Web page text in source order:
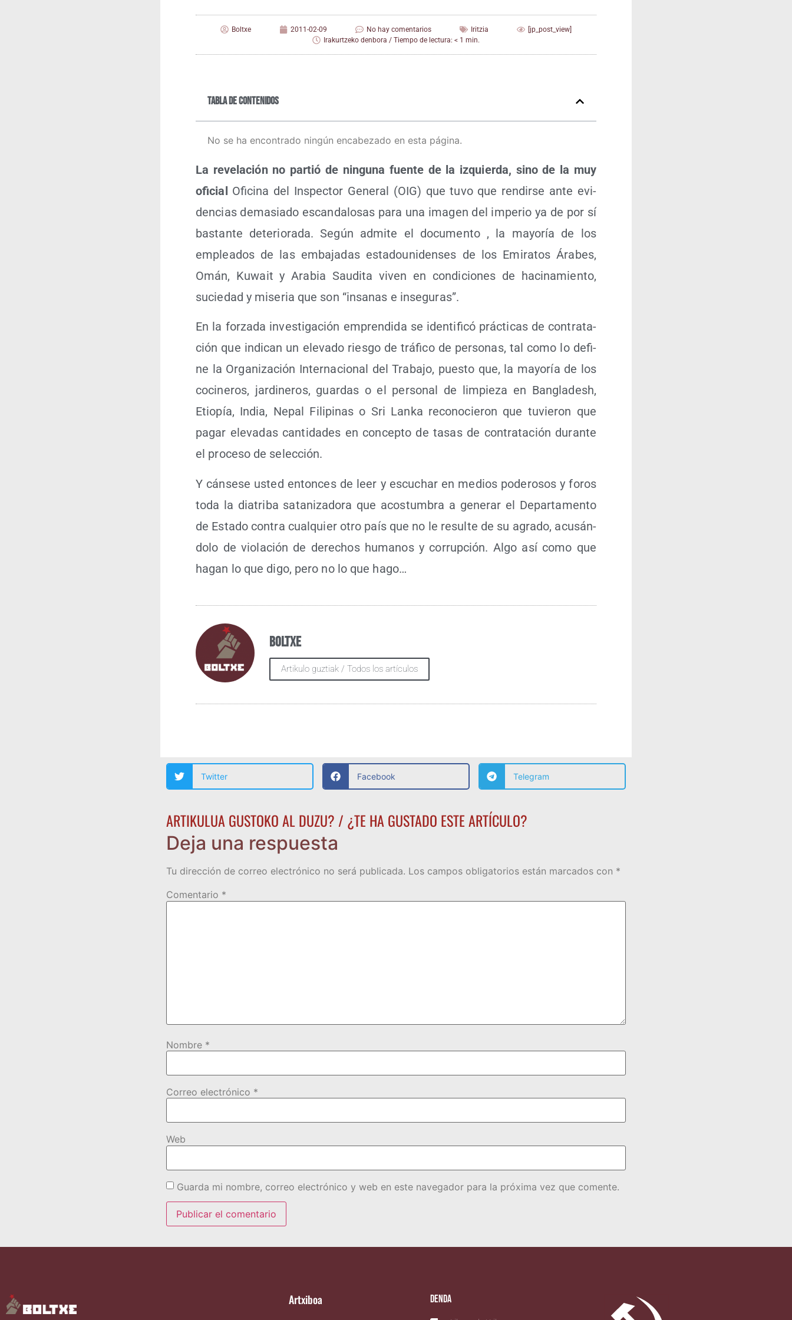
Boltxe 2011-02-09 No hay comentarios Iritzia
[jp_post_view]
Irakurtzeko denbora / Tiempo de lectura: < 1 min.
Tabla de contenidos
No se ha encontrado ningún encabezado en esta página.
La reve­la­ción no par­tió de nin­gu­na fuen­te de la izquier­da, sino de la muy
ofi­cial Ofi­ci­na del Ins­pec­tor Gene­ral (OIG) que tuvo que ren­dir­se ante evi­
den­cias dema­sia­do escan­da­lo­sas para una ima­gen del impe­rio ya de por sí
bas­tan­te dete­rio­ra­da. Según admi­te el docu­men­to , la mayo­ría de los
emplea­dos de las emba­ja­das esta­dou­ni­den­ses de los Emi­ra­tos Ára­bes,
Omán, Kuwait y Ara­bia Sau­di­ta viven en con­di­cio­nes de haci­na­mien­to,
sucie­dad y mise­ria que son “insa­nas e inseguras”.
En la for­za­da inves­ti­ga­ción empren­di­da se iden­ti­fi­có prác­ti­cas de con­tra­ta­
ción que indi­can un ele­va­do ries­go de trá­fi­co de per­so­nas, tal como lo defi­
ne la Orga­ni­za­ción Inter­na­cio­nal del Tra­ba­jo, pues­to que, la mayo­ría de los
coci­ne­ros, jar­di­ne­ros, guar­das o el per­so­nal de lim­pie­za en Ban­gla­desh,
Etio­pía, India, Nepal Fili­pi­nas o Sri Lan­ka reco­no­cie­ron que tuvie­ron que
pagar ele­va­das can­ti­da­des en con­cep­to de tasas de con­tra­ta­ción duran­te
el pro­ce­so de selección.
Y cán­se­se usted enton­ces de leer y escu­char en medios pode­ro­sos y foros
toda la dia­tri­ba sata­ni­za­do­ra que acos­tum­bra a gene­rar el Depar­ta­men­to
de Esta­do con­tra cual­quier otro país que no le resul­te de su agra­do, acu­sán­
do­lo de vio­la­ción de dere­chos huma­nos y corrup­ción. Algo así como que
hagan lo que digo, pero no lo que hago…
Boltxe
Artikulo guztiak / Todos los artículos
Twitter Facebook Telegram
ARTIKULUA GUSTOKO AL DUZU? / ¿TE HA GUSTADO ESTE ARTÍCULO?
Deja una respuesta
Tu dirección de correo electrónico no será publicada. Los campos obligatorios están marcados con *
Comentario *
Nombre *
Correo electrónico *
Web
Guarda mi nombre, correo electrónico y web en este navegador para la próxima vez que comente.
Artxiboa Denda